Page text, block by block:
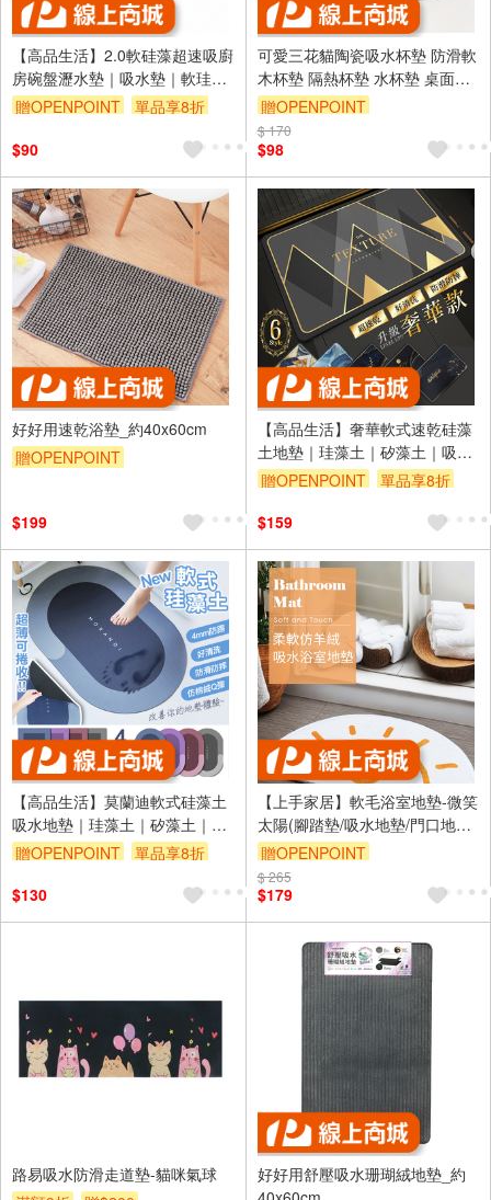
【高品生活】2.0軟硅藻超速吸廚
房碗盤瀝水墊｜吸水墊｜軟珪藻
土｜碗盤吸水墊｜隔水墊
贈OPENPOINT
單品享8折
$90
可愛三花貓陶瓷吸水杯墊 防滑軟
木杯墊 隔熱杯墊 水杯墊 桌面防
水杯墊
贈OPENPOINT
$ 170
$98
好好用速乾浴墊_約40x60cm
贈OPENPOINT
$199
【高品生活】奢華軟式速乾硅藻
土地墊｜珪藻土｜矽藻土｜吸水
地墊｜浴室地墊｜腳踏墊｜硅藻
贈OPENPOINT
單品享8折
$159
【高品生活】莫蘭迪軟式硅藻土
吸水地墊｜珪藻土｜矽藻土｜吸
水地墊｜浴室地墊｜腳踏墊｜硅
贈OPENPOINT
單品享8折
$130
【上手家居】軟毛浴室地墊-微笑
太陽(腳踏墊/吸水地墊/門口地墊/
墊子/踏墊/廁所地墊/浴室腳踏墊/
浴室地毯/半圓地墊)
贈OPENPOINT
訂單滿999享9折
$ 265
$179
路易吸水防滑走道墊-貓咪氣球
好好用舒壓吸水珊瑚絨地墊_約